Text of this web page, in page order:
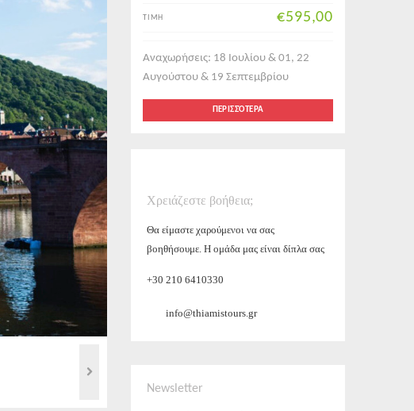
ΤΙΜΗ €595,00
Αναχωρήσεις: 18 Ιουλίου & 01, 22
Αυγούστου & 19 Σεπτεμβρίου
ΠΕΡΙΣΣΌΤΕΡΑ
Χρειάζεστε βοήθεια;
Θα είμαστε χαρούμενοι να σας
βοηθήσουμε. Η ομάδα μας είναι δίπλα σας
+30 210 6410330
info@thiamistours.gr
Newsletter